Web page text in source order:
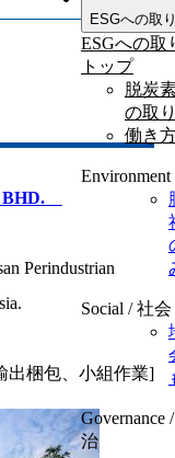
ESGへの取
ESGへの取
トップ
脱炭
の取
働き
Social / 社会
Governance
治
BHD.
Perindustrian
梱包、小組作業]